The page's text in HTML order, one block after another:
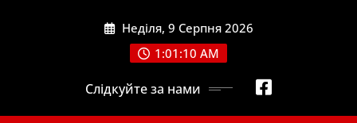
Неділя, 9 Серпня 2026
1:01:11 AM
Слідкуйте за нами